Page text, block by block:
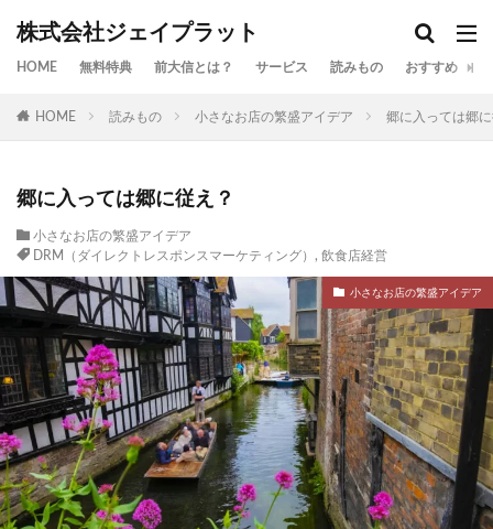
株式会社ジェイプラット
HOME 無料特典 前大信とは？ サービス 読みもの おすすめ
HOME 読みもの 小さなお店の繁盛アイデア 郷に入っては郷
郷に入っては郷に従え？
小さなお店の繁盛アイデア
DRM（ダイレクトレスポンスマーケティング）
, 飲食店経営
小さなお店の繁盛アイデア